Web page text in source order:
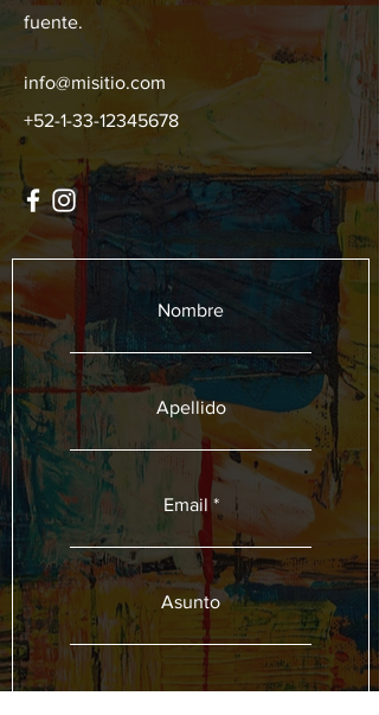
fuente.
info@misitio.com
+52-1-33-12345678
Nombre
Apellido
Email
Asunto